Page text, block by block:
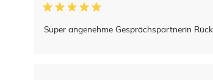
Super angenehme Gesprächspartnerin